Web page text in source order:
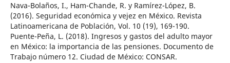
Nava-Bolaños, I., Ham-Chande, R. y Ramírez-López, B.
(2016). Seguridad económica y vejez en México. Revista
Latinoamericana de Población, Vol. 10 (19), 169-190.
Puente-Peña, L. (2018). Ingresos y gastos del adulto mayor
en México: la importancia de las pensiones. Documento de
Trabajo número 12. Ciudad de México: CONSAR.